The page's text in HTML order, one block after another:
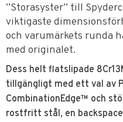
”Storasyster” till
viktigaste
och varumärkets runda
med originalet.
Dess helt flatslipade
tillgängligt med ett val av
CombinationEdge™ och
rostfritt stål, en